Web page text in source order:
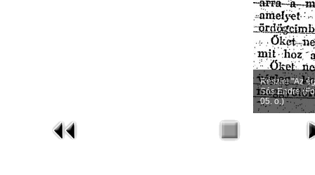
Részlet "Az
Sós Endre
05. o.)